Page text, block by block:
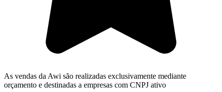
As vendas da Awi são realizadas exclusivamente mediante
orçamento e destinadas a empresas com CNPJ ativo